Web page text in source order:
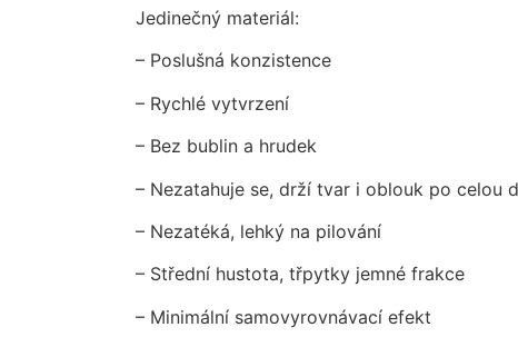
Jedinečný materiál:
– Poslušná konzistence
– Rychlé vytvrzení
– Bez bublin a hrudek
– Nezatahuje se, drží tvar i oblouk po celou
– Nezatéká, lehký na pilování
– Střední hustota, třpytky jemné frakce
– Minimální samovyrovnávací efekt